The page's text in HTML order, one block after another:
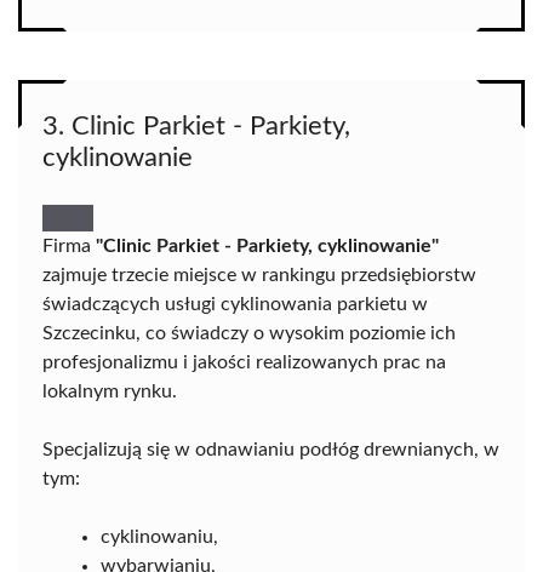
3. Clinic Parkiet - Parkiety,
cyklinowanie
Firma "Clinic Parkiet - Parkiety, cyklinowanie"
zajmuje trzecie miejsce w rankingu przedsiębiorstw
świadczących usługi cyklinowania parkietu w
Szczecinku, co świadczy o wysokim poziomie ich
profesjonalizmu i jakości realizowanych prac na
lokalnym rynku.
Specjalizują się w odnawianiu podłóg drewnianych, w
tym:
cyklinowaniu,
wybarwianiu,